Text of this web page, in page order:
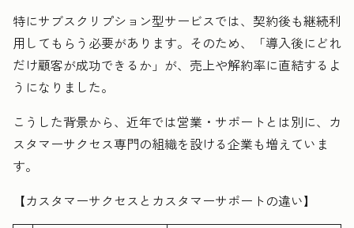
特にサブスクリプション型サービスでは、契約後も継続利
用してもらう必要があります。そのため、「導入後にどれ
だけ顧客が成功できるか」が、売上や解約率に直結するよ
うになりました。
こうした背景から、近年では営業・サポートとは別に、カ
スタマーサクセス専門の組織を設ける企業も増えていま
す。
【カスタマーサクセスとカスタマーサポートの違い】